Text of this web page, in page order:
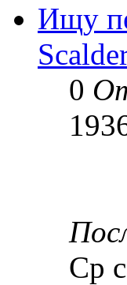
Ищу
0
Ср